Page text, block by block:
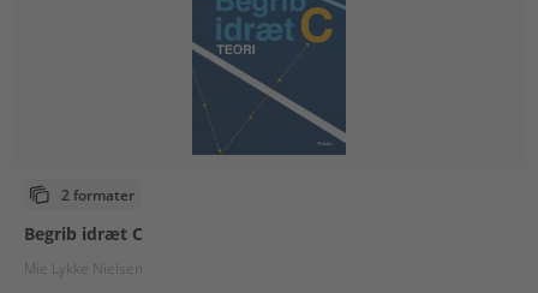
2 formater
Begrib idræt C
Mie Lykke Nielsen